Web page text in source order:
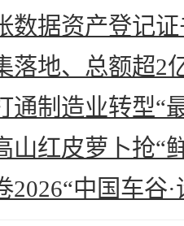
数据资产登记
落地、总额超2
通制造业转型“
山红皮萝卜抢“
2026“中国车谷